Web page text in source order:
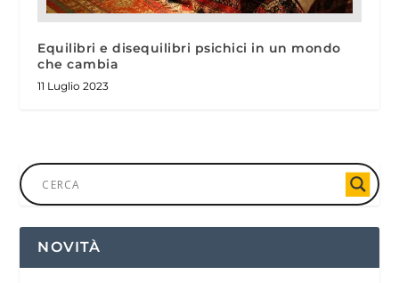
Equilibri e disequilibri psichici in un mondo
che cambia
11 Luglio 2023
NOVITÀ